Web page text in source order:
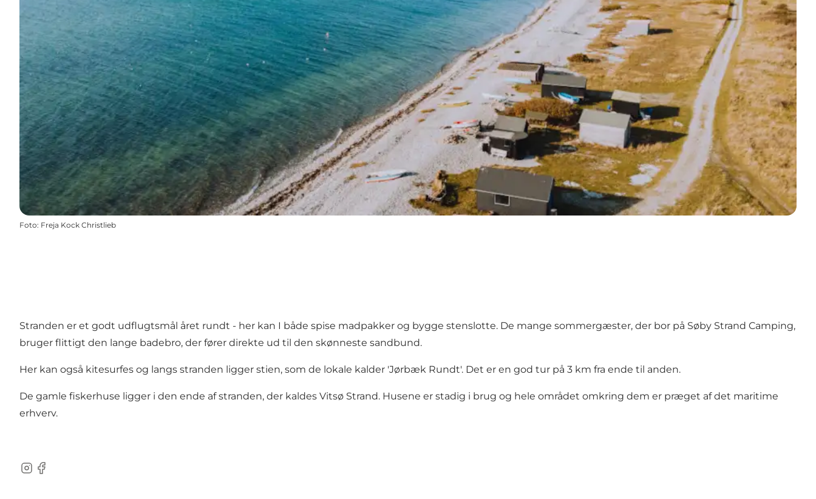
Foto: Freja Kock Christlieb
Stranden er et godt udflugtsmål året rundt - her kan I både spise madpakker og bygge stenslotte. De mange sommergæster, der bor på Søby Strand Camping,
bruger flittigt den lange badebro, der fører direkte ud til den skønneste sandbund.
Her kan også kitesurfes og langs stranden ligger stien, som de lokale kalder 'Jørbæk Rundt'. Det er en god tur på 3 km fra ende til anden.
De gamle fiskerhuse ligger i den ende af stranden, der kaldes Vitsø Strand. Husene er stadig i brug og hele området omkring dem er præget af det maritime
erhverv.
Instagram
Facebook